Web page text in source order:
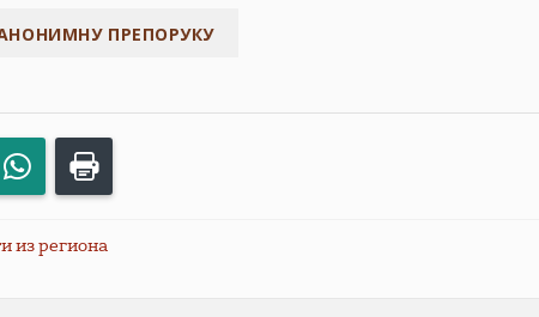
WhatsApp
из региона